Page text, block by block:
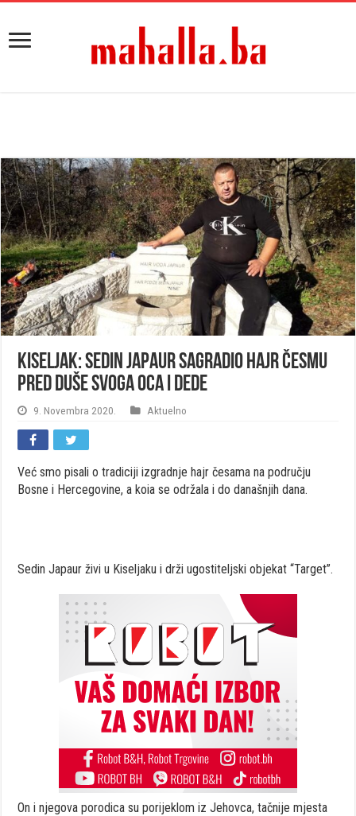
Kiseljak: Sedin Japaur sagradio hajr česmu
pred duše svoga oca i dede
9. Novembra 2020. Aktuelno
Već smo pisali o tradiciji izgradnje hajr česama na području
Bosne i Hercegovine, a koia se održala i do današnjih dana.
Sedin Japaur živi u Kiseljaku i drži ugostiteljski objekat “Target”.
On i njegova porodica su porijeklom iz Jehovca, tačnije mjesta